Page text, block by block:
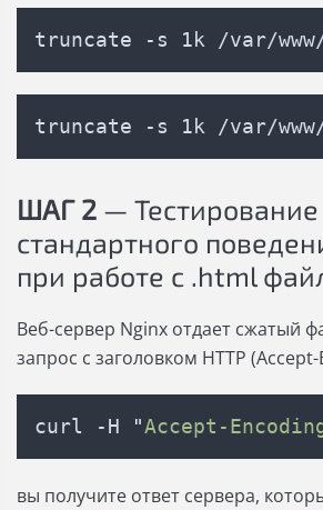
truncate -s 1k /var/
truncate -s 1k /var/
ШАГ 2 — Тестирование
стандартного
при работе с .html
Веб-сервер Nginx отдает сжатый
запрос с заголовком HTTP
curl -H "Accept-
вы получите ответ сервера,